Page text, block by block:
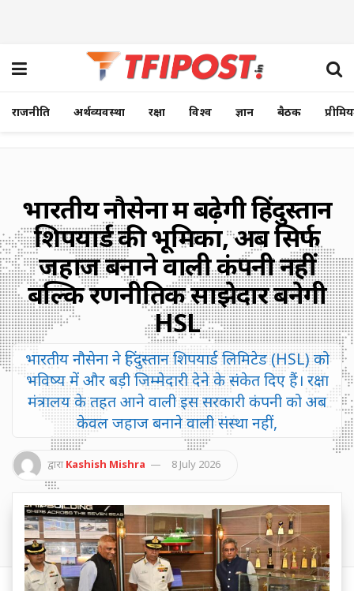
राजनीति अर्थव्यवस्था रक्षा विश्व ज्ञान बैठक
भारतीय नौसेना में बढ़ेगी हिंदुस्तान
शिपयार्ड की भूमिका, अब सिर्फ
जहाज बनाने वाली कंपनी नहीं
बल्कि रणनीतिक साझेदार बनेगी
HSL
भारतीय नौसेना ने हिंदुस्तान शिपयार्ड लिमिटेड (HSL) को
भविष्य में और बड़ी जिम्मेदारी देने के संकेत दिए हैं। रक्षा
मंत्रालय के तहत आने वाली इस सरकारी कंपनी को अब
केवल जहाज बनाने वाली संस्था नहीं,
द्वारा Kashish Mishra 8 July 2026